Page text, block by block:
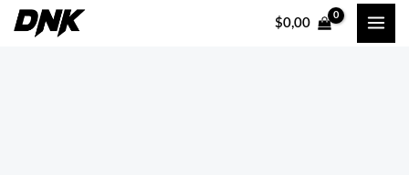
$0,00